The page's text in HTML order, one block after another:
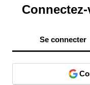
Se connecter